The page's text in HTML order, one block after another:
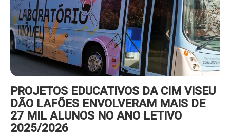
PROJETOS EDUCATIVOS DA CIM VISEU
DÃO LAFÕES ENVOLVERAM MAIS DE
27 MIL ALUNOS NO ANO LETIVO
2025/2026